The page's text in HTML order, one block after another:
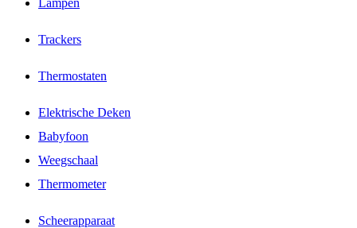
Lampen
Trackers
Thermostaten
Elektrische Deken
Babyfoon
Weegschaal
Thermometer
Scheerapparaat